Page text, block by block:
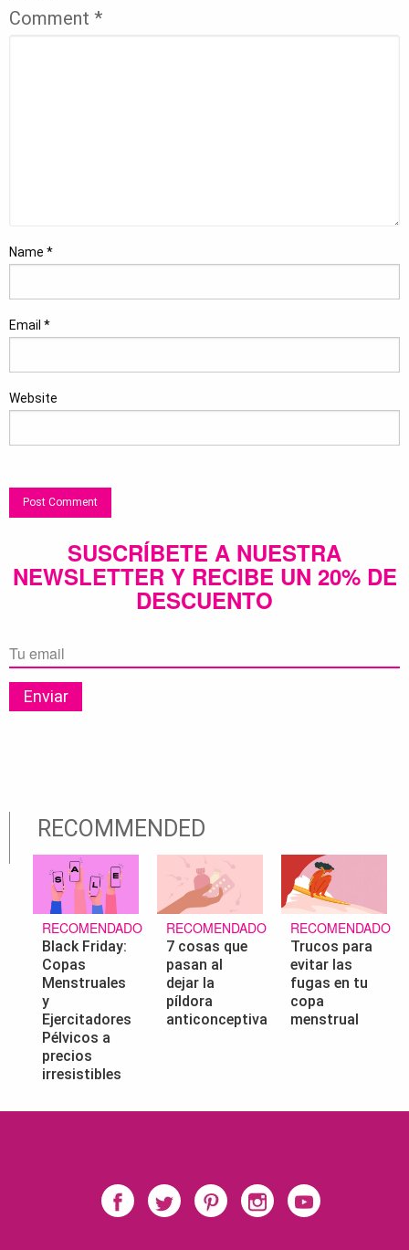
Comment *
Name *
Email *
Website
SUSCRÍBETE A NUESTRA
NEWSLETTER Y RECIBE UN 20% DE
DESCUENTO
RECOMMENDED
RECOMENDADO
Black Friday:
Copas
Menstruales
y
Ejercitadores
Pélvicos a
precios
irresistibles
RECOMENDADO
7 cosas que
pasan al
dejar la
píldora
anticonceptiva
RECOMENDADO
Trucos para
evitar las
fugas en tu
copa
menstrual